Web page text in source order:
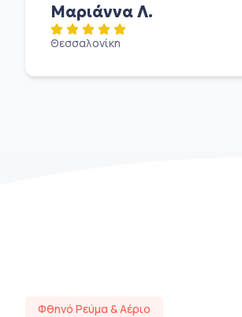
Μαριάννα Λ.
Θεσσαλονίκη
Φθηνό Ρεύμα & Αέριο